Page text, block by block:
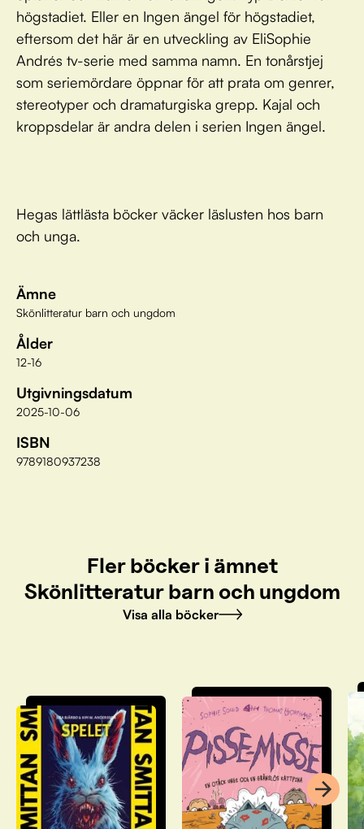
högstadiet. Eller en Ingen ängel för högstadiet,
eftersom det här är en utveckling av EliSophie
Andrés tv-serie med samma namn. En tonårstjej
som seriemördare öppnar för att prata om genrer,
stereotyper och dramaturgiska grepp. Kajal och
kroppsdelar är andra delen i serien Ingen ängel.
Hegas lättlästa böcker väcker läslusten hos barn
och unga.
Ämne
Skönlitteratur barn och ungdom
Ålder
12-16
Utgivningsdatum
2025-10-06
ISBN
9789180937238
Fler böcker i ämnet
Skönlitteratur barn och ungdom
Visa alla böcker